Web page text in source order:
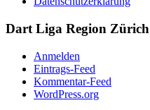
Dart Liga Region Zürich
Anmelden
Eintrags-Feed
Kommentar-Feed
WordPress.org